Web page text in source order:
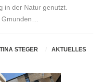
in der Natur genutzt.
STEGER AKTUELLES